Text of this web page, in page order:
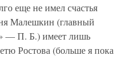
еще не имел счастья
Малешкин (главный
— П. Б.) имеет лишь
Ростова (больше я пока